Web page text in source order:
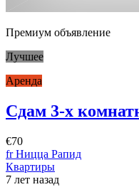
Премиум объявление
Лучшее
Аренда
Сдам 3-х
€70
fr Ницца Рапид
Квартиры
7 лет назад